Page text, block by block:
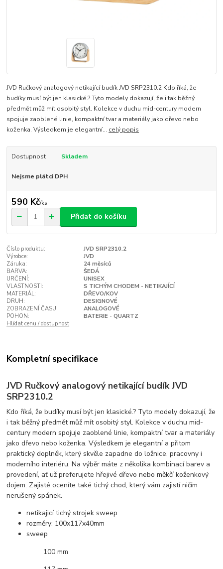
JVD Ručkový analogový netikající budík JVD SRP2310.2 Kdo říká, že
budíky musí být jen klasické.? Tyto modely dokazují, že i tak běžný
předmět můž mít osobitý styl. Kolekce v duchu mid-century modern
spojuje zaoblené linie, kompaktní tvar a materiály jako dřevo nebo
koženka. Výsledkem je elegantní... celý popis
Dostupnost Skladem
Nejsme plátci DPH
590 Kč/ks
Přidat do košíku
Číslo produktu:
JVD SRP2310.2
Výrobce:
JVD
Záruka:
24 měsíců
BARVA:
ŠEDÁ
URČENÍ:
UNISEX
VLASTNOSTI:
S TICHÝM CHODEM - NETIKAJÍCÍ
MATERIÁL:
DŘEVO/KOV
DRUH:
DESIGNOVÉ
ZOBRAZENÍ ČASU:
ANALOGOVÉ
POHON:
BATERIE - QUARTZ
Hlídat cenu / dostupnost
Kompletní specifikace
JVD Ručkový analogový netikající budík JVD
SRP2310.2
Kdo říká, že budíky musí být jen klasické.? Tyto modely dokazují, že
i tak běžný předmět můž mít osobitý styl. Kolekce v duchu mid-
century modern spojuje zaoblené linie, kompaktní tvar a materiály
jako dřevo nebo koženka. Výsledkem je elegantní a přitom
praktický doplněk, který skvěle zapadne do ložnice, pracovny i
moderního interiéru. Na výběr máte z několika kombinací barev a
provedení, ať už preferujete hřejivé dřevo nebo měkčí koženkový
dojem. Zajisté oceníte také tichý chod, který vám zajistí ničím
nerušený spánek.
netikajicí tichý strojek sweep
rozměry: 100x117x40mm
sweep
100 mm